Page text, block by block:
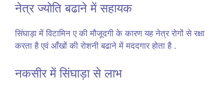
नेत्र ज्योति बढाने में सहायक
सिंघाड़ा में विटामिन ए की मौजूदगी के कारण यह नेत्र रोगों से रक्षा
करता है एवं आँखों की रोशनी बढाने में मददगार होता है .
नकसीर में सिंघाड़ा से लाभ